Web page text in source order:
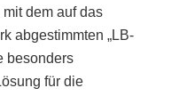
dem auf das
abgestimmten „LB-
besonders
für die